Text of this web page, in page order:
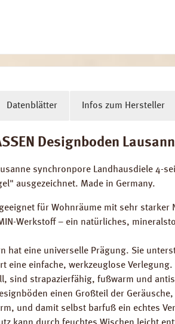
Datenblätter Infos zum Hersteller
Designboden
synchronpore Landhausdiele
ausgezeichnet. Made in Germany.
für Wohnräume mit sehr
Werkstoff – ein natürliches,
hat eine universelle Prägung. Sie
eine einfache, werkzeuglose Verlegung.
sind strapazierfähig, fußwarm und
einen Großteil der
und damit selbst barfuß ein echtes